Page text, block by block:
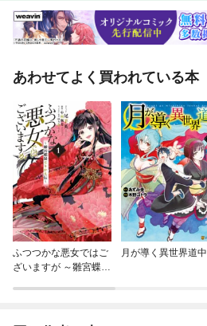
あわせてよく買われている本
ふつつかな悪女ではご
ざいますが ～雛宮蝶鼠
月が導く異世界道中